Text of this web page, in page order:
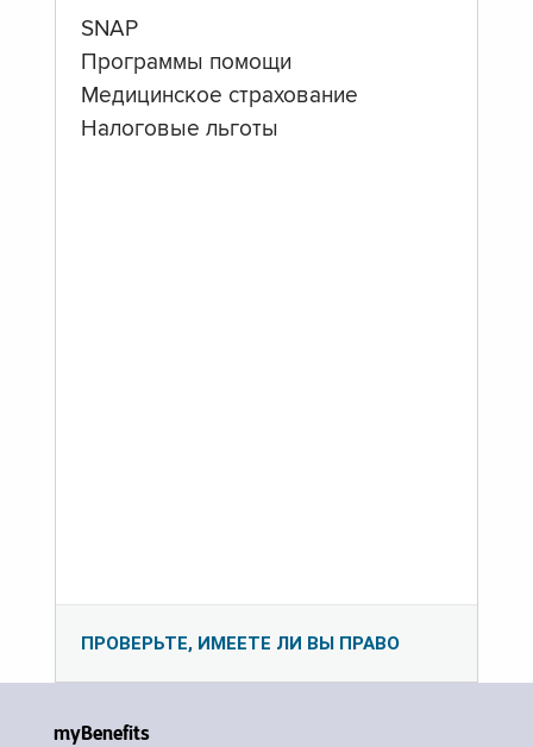
SNAP
Программы помощи
Медицинское страхование
Налоговые льготы
ПРОВЕРЬТЕ, ИМЕЕТЕ ЛИ ВЫ ПРАВО
myBenefits